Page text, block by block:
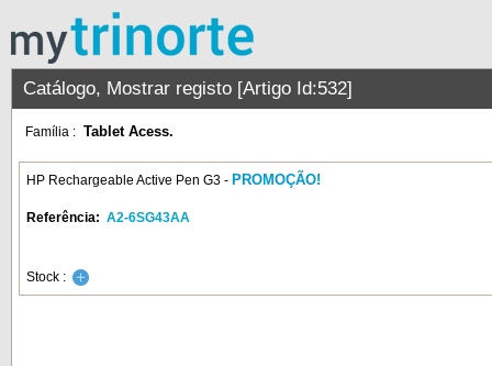
Catálogo, Mostrar registo [Artigo Id:532]
Família : Tablet Acess.
HP Rechargeable Active Pen G3 - PROMOÇÃO!
Referência: A2-6SG43AA
Stock :